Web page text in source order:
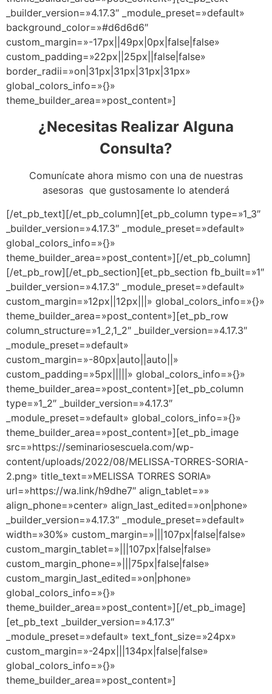
_builder_version=»4.17.3″ _module_preset=»default»
background_color=»#d6d6d6″
custom_margin=»-17px||49px|0px|false|false»
custom_padding=»22px||25px||false|false»
border_radii=»on|31px|31px|31px|31px»
global_colors_info=»{}»
theme_builder_area=»post_content»]
¿Necesitas Realizar Alguna
Consulta?
Comunícate ahora mismo con una de nuestras
asesoras que gustosamente lo atenderá
[/et_pb_text][/et_pb_column][et_pb_column type=»1_3″
_builder_version=»4.17.3″ _module_preset=»default»
global_colors_info=»{}»
theme_builder_area=»post_content»][/et_pb_column]
[/et_pb_row][/et_pb_section][et_pb_section fb_built=»1″
_builder_version=»4.17.3″ _module_preset=»default»
custom_margin=»12px||12px|||» global_colors_info=»{}»
theme_builder_area=»post_content»][et_pb_row
column_structure=»1_2,1_2″ _builder_version=»4.17.3″
_module_preset=»default»
custom_margin=»-80px|auto||auto||»
custom_padding=»5px|||||» global_colors_info=»{}»
theme_builder_area=»post_content»][et_pb_column
type=»1_2″ _builder_version=»4.17.3″
_module_preset=»default» global_colors_info=»{}»
theme_builder_area=»post_content»][et_pb_image
src=»https://seminariosescuela.com/wp-
content/uploads/2022/08/MELISSA-TORRES-SORIA-
2.png» title_text=»MELISSA TORRES SORIA»
url=»https://wa.link/h9dhe7″ align_tablet=»»
align_phone=»center» align_last_edited=»on|phone»
_builder_version=»4.17.3″ _module_preset=»default»
width=»30%» custom_margin=»|||107px|false|false»
custom_margin_tablet=»|||107px|false|false»
custom_margin_phone=»|||75px|false|false»
custom_margin_last_edited=»on|phone»
global_colors_info=»{}»
theme_builder_area=»post_content»][/et_pb_image]
[et_pb_text _builder_version=»4.17.3″
_module_preset=»default» text_font_size=»24px»
custom_margin=»-24px|||134px|false|false»
global_colors_info=»{}»
theme_builder_area=»post_content»]